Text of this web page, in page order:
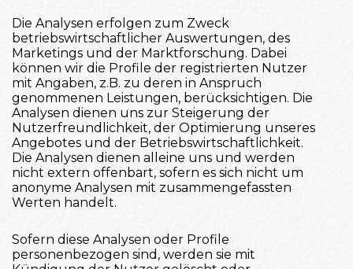
Die Analysen erfolgen zum Zweck
betriebswirtschaftlicher Auswertungen, des
Marketings und der Marktforschung. Dabei
können wir die Profile der registrierten Nutzer
mit Angaben, z.B. zu deren in Anspruch
genommenen Leistungen, berücksichtigen. Die
Analysen dienen uns zur Steigerung der
Nutzerfreundlichkeit, der Optimierung unseres
Angebotes und der Betriebswirtschaftlichkeit.
Die Analysen dienen alleine uns und werden
nicht extern offenbart, sofern es sich nicht um
anonyme Analysen mit zusammengefassten
Werten handelt.
Sofern diese Analysen oder Profile
personenbezogen sind, werden sie mit